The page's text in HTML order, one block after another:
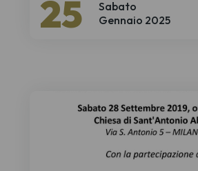
Sabato
25 Gennaio 2025